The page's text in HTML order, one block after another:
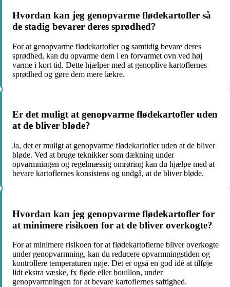
Hvordan kan jeg genopvarme flødekartofler så
de stadig bevarer deres sprødhed?
For at genopvarme flødekartofler og samtidig bevare deres
sprødhed, kan du opvarme dem i en forvarmet ovn ved høj
varme i kort tid. Dette hjælper med at genoplive kartoflernes
sprødhed og gøre dem mere lækre.
Er det muligt at genopvarme flødekartofler uden
at de bliver bløde?
Ja, det er muligt at genopvarme flødekartofler uden at de bliver
bløde. Ved at bruge teknikker som dækning under
opvarmningen og regelmæssig omrøring kan du hjælpe med at
bevare kartoflernes konsistens og undgå, at de bliver bløde.
Hvordan kan jeg genopvarme flødekartofler for
at minimere risikoen for at de bliver overkogte?
For at minimere risikoen for at flødekartoflerne bliver overkogte
under genopvarmning, kan du reducere opvarmningstiden og
kontrollere temperaturen nøje. Det er også en god idé at tilføje
lidt ekstra væske, fx fløde eller bouillon, under
genopvarmningen for at bevare kartoflernes saftighed.